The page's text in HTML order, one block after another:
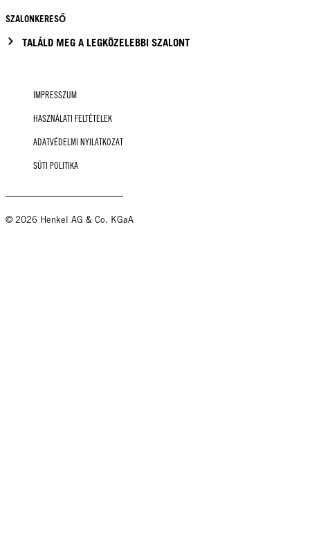
SZALONKERESŐ
TALÁLD MEG A LEGKÖZELEBBI SZALONT
IMPRESSZUM
HASZNÁLATI FELTÉTELEK
ADATVÉDELMI NYILATKOZAT
SÜTI POLITIKA
© 2026 Henkel AG & Co. KGaA